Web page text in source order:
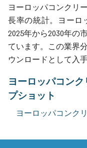
ヨーロッパコンクリ
長率の統計。ヨーロ
2025年から2030年の
ています。この業界
ウンロードとして入
ヨーロッパコン
プショット
ヨーロッパコンク